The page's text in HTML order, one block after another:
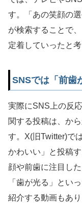
す。「あの笑顔の
が検索することで
定着していったと考
SNSでは「前歯
実際にSNS上の反
関する投稿は、か
す。X(旧Twitter)で
かわいい」と投稿
顔や前歯に注目し
「歯が光る」とい
紹介する動画もあり